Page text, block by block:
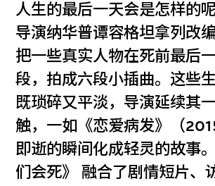
人生的最后一天会是怎样的
导演纳华普谭容格坦拿列改
把一些真实人物在死前最后
段，拍成六段小插曲。这些
既琐碎又平淡，导演延续其
触，一如《恋爱病发》（
即逝的瞬间化成轻灵的故事
们会死》 融合了剧情短片、